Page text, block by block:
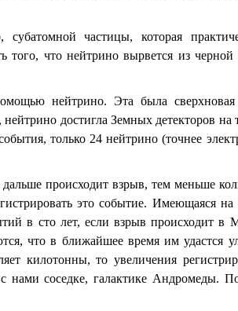
частицы, которая
того, что нейтрино вырвется из
нейтрино. Эта была
достигла Земных детекторов на
только 24 нейтрино (точнее
происходит взрыв, тем меньше
это событие. Имеющаяся
в сто лет, если взрыв происходит в
что в ближайшее время им удастся
килотонны, то увеличения
нами соседке, галактике Андромеды.